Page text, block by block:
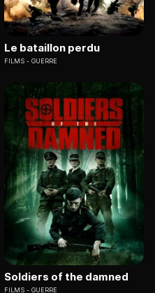
Le bataillon perdu
FILMS GUERRE
Soldiers of the damned
FILMS GUERRE